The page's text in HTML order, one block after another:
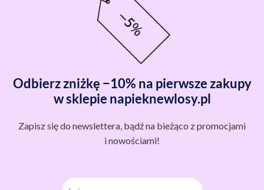
Odbierz zniżkę −10% na pierwsze zakupy
w sklepie napieknewlosy.pl
Zapisz się do newslettera, bądź na bieżąco z promocjami
i nowościami!
Imię